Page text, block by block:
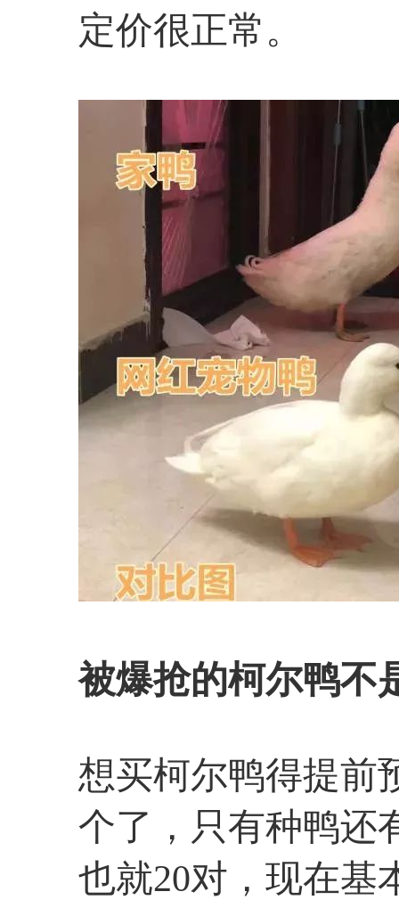
定价很正常。
被爆抢的柯尔鸭不
想买柯尔鸭得提前
个了，只有种鸭还
也就20对，现在基